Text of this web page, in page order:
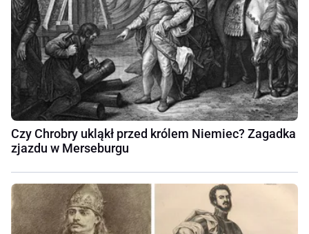
Czy Chrobry ukląkł przed królem Niemiec? Zagadka
zjazdu w Merseburgu